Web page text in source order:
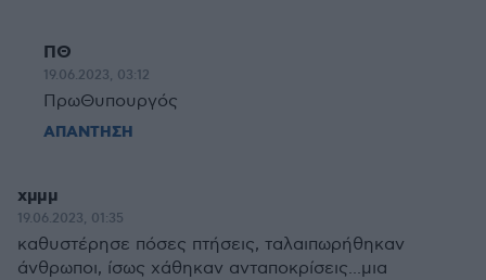
ΠΘ
19.06.2023, 03:12
ΠρωΘυπουργός
ΑΠΑΝΤΗΣΗ
χμμμ
19.06.2023, 01:35
καθυστέρησε πόσες πτήσεις, ταλαιπωρήθηκαν
άνθρωποι, ίσως χάθηκαν ανταποκρίσεις...μια